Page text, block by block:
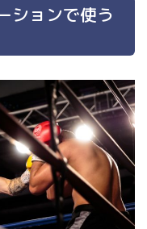
ションで使う